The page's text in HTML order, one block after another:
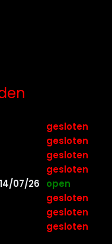
gesloten
gesloten
gesloten
gesloten
07/26
open
gesloten
gesloten
gesloten